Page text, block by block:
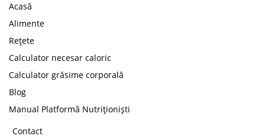
Acasă
Alimente
Rețete
Calculator necesar caloric
Calculator grăsime corporală
Blog
Manual Platformă Nutriționiști
Contact